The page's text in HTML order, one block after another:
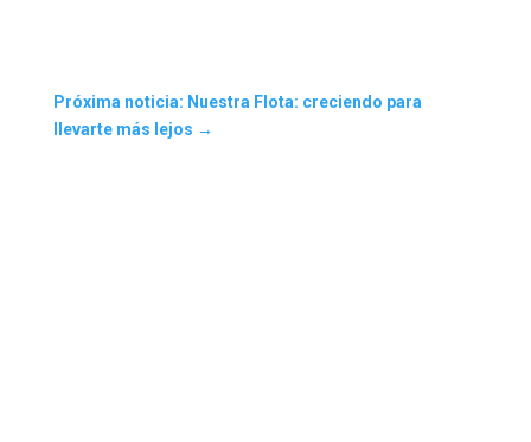
Próxima noticia: Nuestra Flota: creciendo para
llevarte más lejos →